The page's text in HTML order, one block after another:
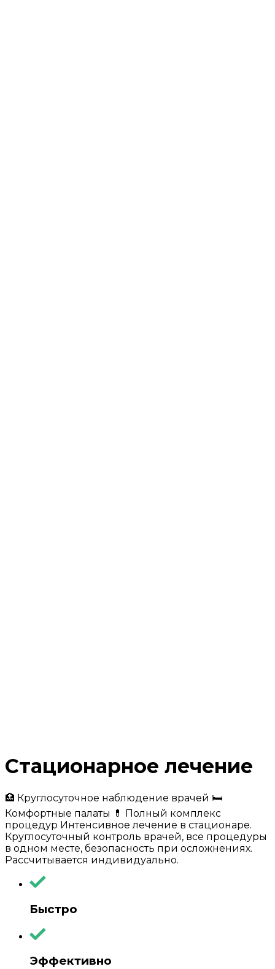
Стационарное лечение
🏥 Круглосуточное наблюдение врачей 🛏️
Комфортные палаты 💊 Полный комплекс
процедур Интенсивное лечение в стационаре.
Круглосуточный контроль врачей, все процедуры
в одном месте, безопасность при осложнениях.
Рассчитывается индивидуально.
Быстро
Эффективно